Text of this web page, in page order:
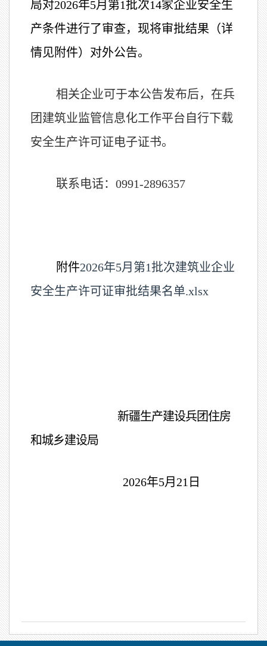
局对2026年5月第1批次14家企业安全生
产条件进行了审查，现将审批结果（详
情见附件）对外公告。
相关企业可于本公告发布后，在兵
团建筑业监管信息化工作平台自行下载
安全生产许可证电子证书。
联系电话：0991-2896357
附件2026年5月第1批次建筑业企业
安全生产许可证审批结果名单.xlsx
新疆生产建设兵团住房
和城乡建设局
2026年5月21日